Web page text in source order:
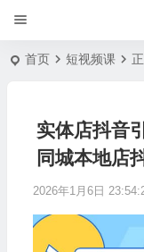
首页 短视频课
实体店抖音
同城本地店
2026年1月6日